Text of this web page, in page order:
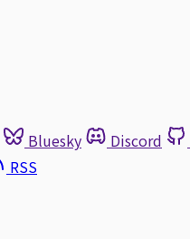
Bluesky Discord
RSS